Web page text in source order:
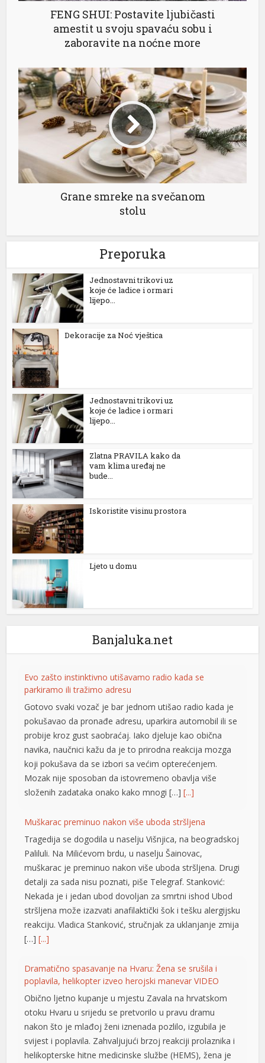
FENG SHUI: Postavite ljubičasti
amestit u svoju spavaću sobu i
zaboravite na noćne more
Grane smreke na svečanom
stolu
Preporuka
Jednostavni trikovi uz
koje će ladice i ormari
lijepo...
Dekoracije za Noć vještica
Jednostavni trikovi uz
koje će ladice i ormari
lijepo...
Zlatna PRAVILA kako da
vam klima uređaj ne
bude...
Iskoristite visinu prostora
Ljeto u domu
Banjaluka.net
Evo zašto instinktivno utišavamo radio kada se
parkiramo ili tražimo adresu
Gotovo svaki vozač je bar jednom utišao radio kada je
pokušavao da pronađe adresu, uparkira automobil ili se
probije kroz gust saobraćaj. Iako djeluje kao obična
navika, naučnici kažu da je to prirodna reakcija mozga
koji pokušava da se izbori sa većim opterećenjem.
Mozak nije sposoban da istovremeno obavlja više
složenih zadataka onako kako mnogi […][...]
Muškarac preminuo nakon više uboda stršljena
Tragedija se dogodila u naselju Višnjica, na beogradskoj
Paliluli. Na Milićevom brdu, u naselju Šainovac,
muškarac je preminuo nakon više uboda stršljena. Drugi
detalji za sada nisu poznati, piše Telegraf. Stanković:
Nekada je i jedan ubod dovoljan za smrtni ishod Ubod
stršljena može izazvati anafilaktički šok i tešku alergijsku
reakciju. Vladica Stanković, stručnjak za uklanjanje zmija
[…][...]
Dramatično spasavanje na Hvaru: Žena se srušila i
poplavila, helikopter izveo herojski manevar VIDEO
Obično ljetno kupanje u mjestu Zavala na hrvatskom
otoku Hvaru u srijedu se pretvorilo u pravu dramu
nakon što je mlađoj ženi iznenada pozlilo, izgubila je
svijest i poplavila. Zahvaljujući brzoj reakciji prolaznika i
helikopterske hitne medicinske službe (HEMS), žena je